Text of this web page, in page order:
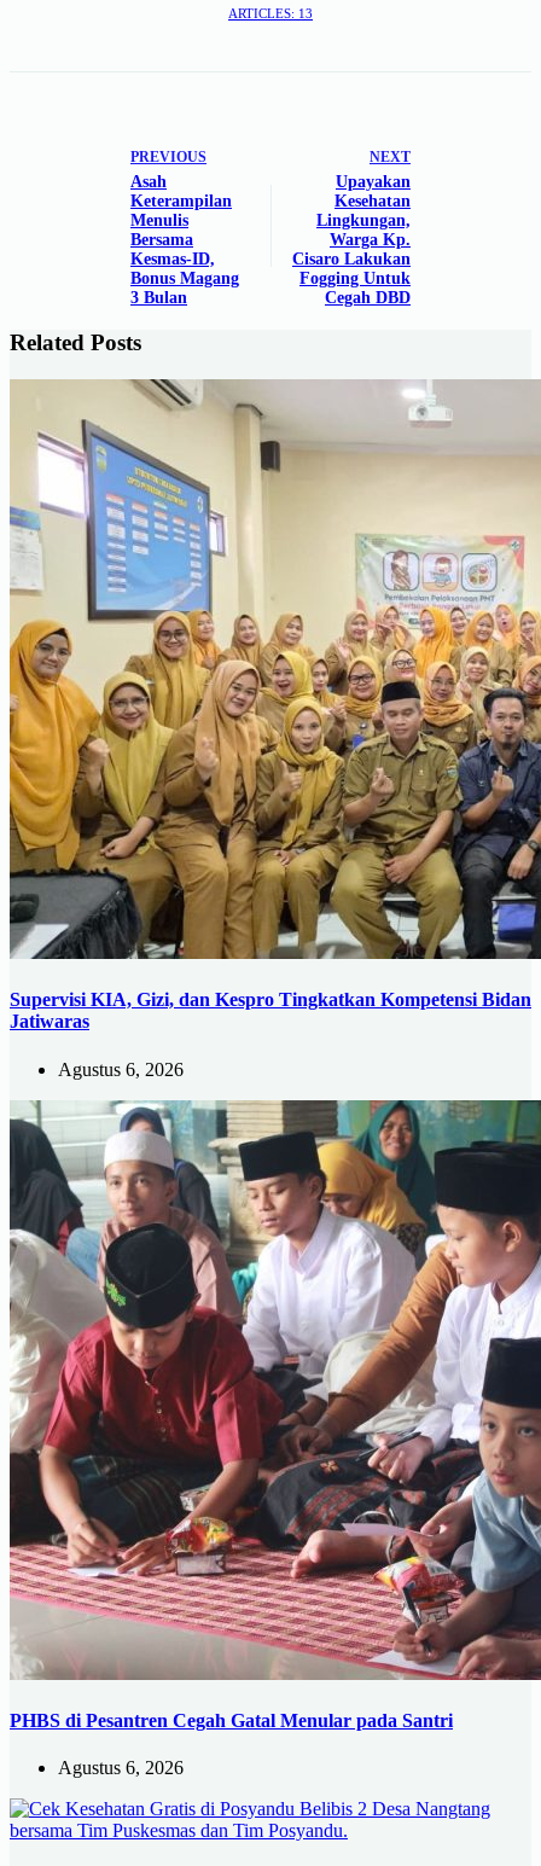
ARTICLES: 13
PREVIOUS
Asah
Keterampilan
Menulis
Bersama
Kesmas-ID,
Bonus Magang
3 Bulan
NEXT
Upayakan
Kesehatan
Lingkungan,
Warga Kp.
Cisaro Lakukan
Fogging Untuk
Cegah DBD
Related Posts
Supervisi KIA, Gizi, dan Kespro Tingkatkan Kompetensi Bidan
Jatiwaras
Agustus 6, 2026
PHBS di Pesantren Cegah Gatal Menular pada Santri
Agustus 6, 2026